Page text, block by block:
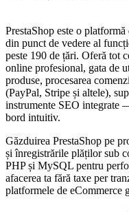
PrestaShop este o
din punct de vedere al
peste 190 de țări. Oferă tot
online profesional, gata de
produse, procesarea
(PayPal, Stripe și altele),
instrumente SEO integrate
bord intuitiv.
Găzduirea PrestaShop pe
și înregistrările plăților sub
PHP și MySQL pentru
afacerea ta fără taxe per
platformele de eCommerce